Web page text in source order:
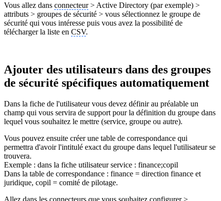
Vous allez dans connecteur> Active Directory (par exemple) >
attributs > groupes de sécurité > vous sélectionnez le groupe de
sécurité qui vous intéresse puis vous avez la possibilité de
télécharger la liste en CSV.
Ajouter des utilisateurs dans des groupes
de sécurité spécifiques automatiquement
Dans la fiche de l'utilisateur vous devez définir au préalable un
champ qui vous servira de support pour la définition du groupe dans
lequel vous souhaitez le mettre (service, groupe ou autre).
Vous pouvez ensuite créer une table de correspondance qui
permettra d'avoir l'intitulé exact du groupe dans lequel l'utilisateur se
trouvera.
Exemple : dans la fiche utilisateur service : finance;copil
Dans la table de correspondance : finance = direction finance et
juridique, copil = comité de pilotage.
Allez dans les connecteurs que vous souhaitez configurer >